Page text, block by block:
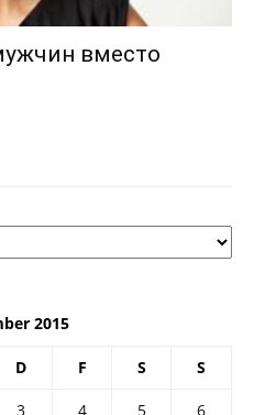
вместо
2015
D F S S
3 4 5
6